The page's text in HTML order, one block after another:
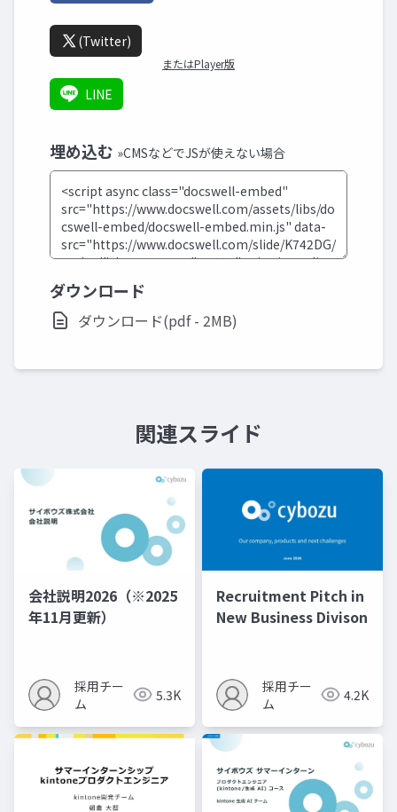
(Twitter)
またはPlayer版
LINE
埋め込む »CMSなどでJSが使えない場合
ダウンロード
ダウンロード(pdf - 2MB)
関連スライド
会社説明2026（※2025
年11月更新）
採用チー
ム
5.3K
Recruitment Pitch in
New Business Divison
採用チー
ム
4.2K